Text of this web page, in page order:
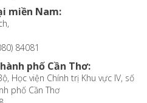
miền Nam:
84081
phố Cần Thơ:
Học viện Chính trị Khu vực IV, số
phố Cần Thơ